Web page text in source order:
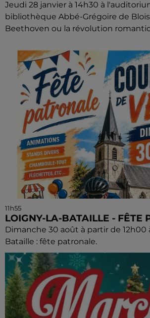
Jeudi 28 janvier à 14h30 à
bibliothèque Abbé-Grégoire de
Beethoven ou la révolution
11h55
LOIGNY-LA-BATAILLE - FÊTE
Dimanche 30 août à partir de 12h00
Bataille : fête patronale.